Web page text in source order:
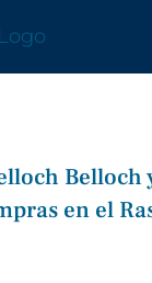
Belloch
en el